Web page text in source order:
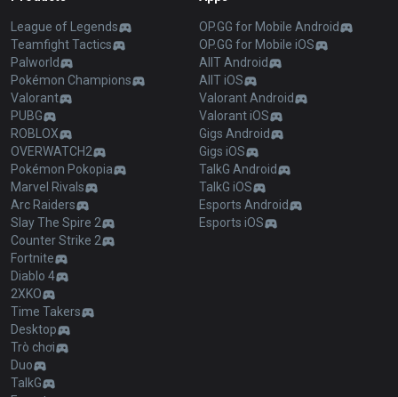
League of Legends
Teamfight Tactics
Palworld
Pokémon Champions
Valorant
PUBG
ROBLOX
OVERWATCH2
Pokémon Pokopia
Marvel Rivals
Arc Raiders
Slay The Spire 2
Counter Strike 2
Fortnite
Diablo 4
2XKO
Time Takers
Desktop
Trò chơi
Duo
TalkG
OP.GG for Mobile Android
OP.GG for Mobile iOS
AllT Android
AllT iOS
Valorant Android
Valorant iOS
Gigs Android
Gigs iOS
TalkG Android
TalkG iOS
Esports Android
Esports iOS